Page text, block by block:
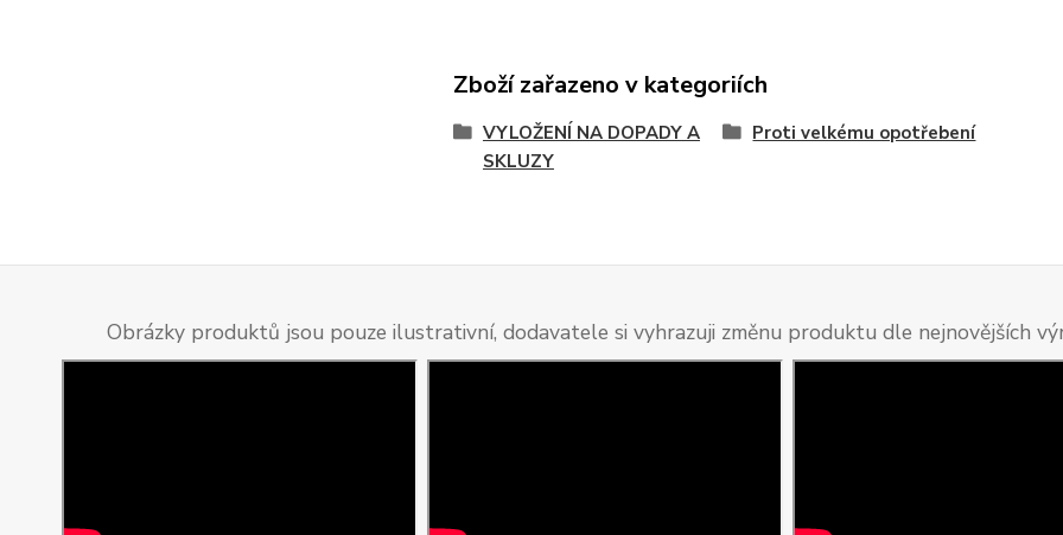
Zboží zařazeno v kategoriích
VYLOŽENÍ NA DOPADY A
SKLUZY
Proti velkému opotřebení
Obrázky produktů jsou pouze ilustrativní, dodavatele si vyhrazuji změnu produktu dle nejnovějších